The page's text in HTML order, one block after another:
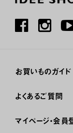
お買いものガイド
よくあるご質問
マイページ・会員